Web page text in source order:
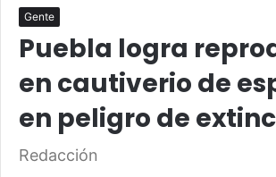
Gente
Puebla logra
en cautiverio de
en peligro de
Redacción